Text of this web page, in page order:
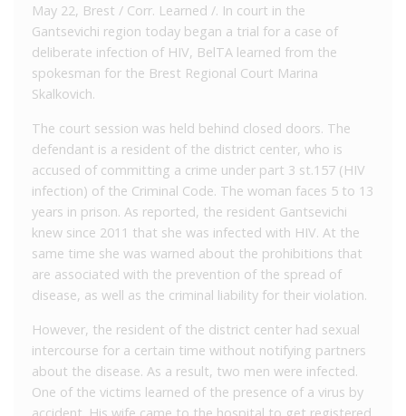
May 22, Brest / Corr. Learned /. In court in the
Gantsevichi region today began a trial for a case of
deliberate infection of HIV, BelTA learned from the
spokesman for the Brest Regional Court Marina
Skalkovich.
The court session was held behind closed doors. The
defendant is a resident of the district center, who is
accused of committing a crime under part 3 st.157 (HIV
infection) of the Criminal Code. The woman faces 5 to 13
years in prison. As reported, the resident Gantsevichi
knew since 2011 that she was infected with HIV. At the
same time she was warned about the prohibitions that
are associated with the prevention of the spread of
disease, as well as the criminal liability for their violation.
However, the resident of the district center had sexual
intercourse for a certain time without notifying partners
about the disease. As a result, two men were infected.
One of the victims learned of the presence of a virus by